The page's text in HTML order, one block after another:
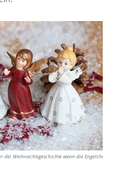
Weihnachtsgeschichte wenn die Engelchen